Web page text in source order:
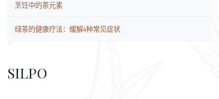
烹饪中的茶元素
绿茶的健康疗法：缓解4种常见症状
SILPO